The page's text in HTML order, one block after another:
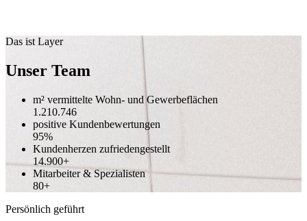
Das ist Layer
Unser Team
m² vermittelte Wohn- und Gewerbeflächen
1.210.746
positive Kundenbewertungen
95%
Kundenherzen zufriedengestellt
14.900+
Mitarbeiter & Spezialisten
80+
Persönlich geführt